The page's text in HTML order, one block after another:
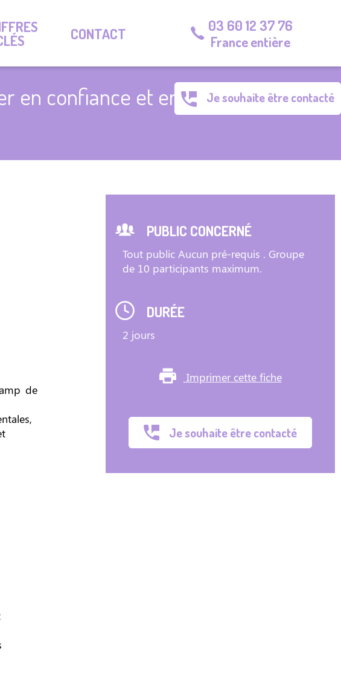
CONTACT 03 60 12 37 76
France entière
en confiance et en
Je souhaite être contacté
de
PUBLIC CONCERNÉ
Tout public Aucun pré-requis . Groupe
de 10 participants maximum.
DURÉE
2 jours
Imprimer cette fiche
Je souhaite être contacté